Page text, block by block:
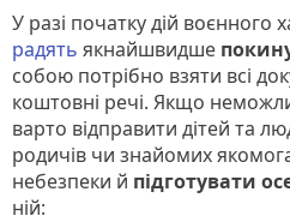
У разі початку дій воєнного
радять якнайшвидше
собою потрібно взяти всі
коштовні речі. Якщо
варто відправити дітей та
родичів чи знайомих якомога
небезпеки й підготувати
ній: